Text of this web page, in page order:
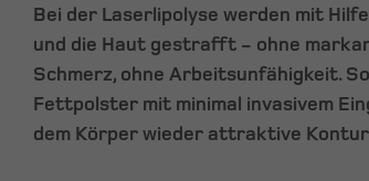
Bei der Laserlipolyse werden mit
und die Haut gestrafft - ohne
Schmerz, ohne Arbeitsunfähigkeit.
Fettpolster mit minimal invasivem
dem Körper wieder attraktive